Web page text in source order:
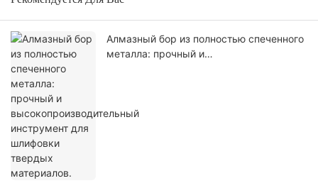
Алмазный бор из полностью спеченного
металла: прочный и